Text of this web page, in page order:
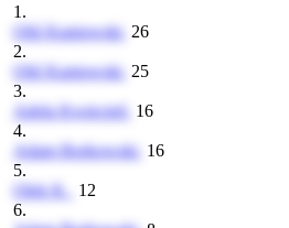
1.
Oliś Kaniowski 26
2.
Oliś Kaniowski 25
3.
Adela Kwiecień 16
4.
Adam Borkowski 16
5.
Olek K. 12
6.